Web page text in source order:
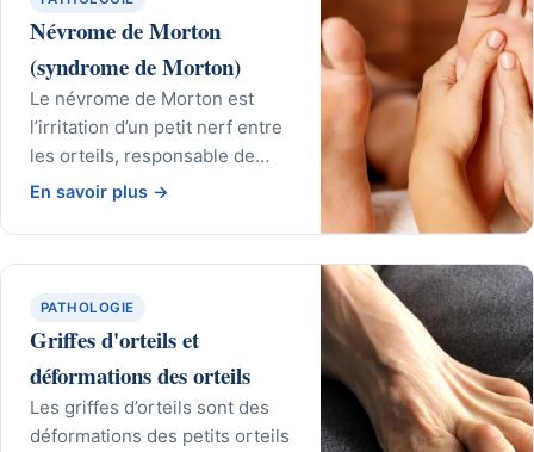
Névrome de Morton
(syndrome de Morton)
Le névrome de Morton est
l’irritation d’un petit nerf entre
les orteils, responsable de
brûlures dans l’avant-pied.
permettent de soulager la
douleur et de retrouver un
chaussage confortable.
En savoir plus →
PATHOLOGIE
Griffes d'orteils et
déformations des orteils
Les griffes d’orteils sont des
déformations des petits orteils